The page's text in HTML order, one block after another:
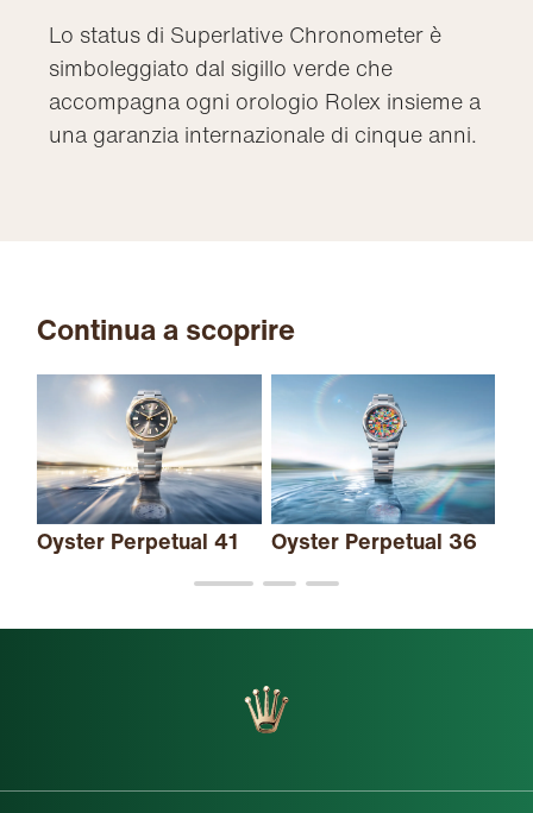
Lo status di Superlative Chronometer è
simboleggiato dal sigillo verde che
accompagna ogni orologio Rolex insieme a
una garanzia internazionale di cinque anni.
Continua a scoprire
Oyster Perpetual 41 Oyster Perpetual 36